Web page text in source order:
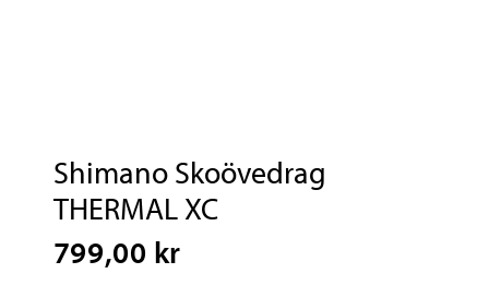
Shimano Skoövedrag
THERMAL XC
799,00 kr